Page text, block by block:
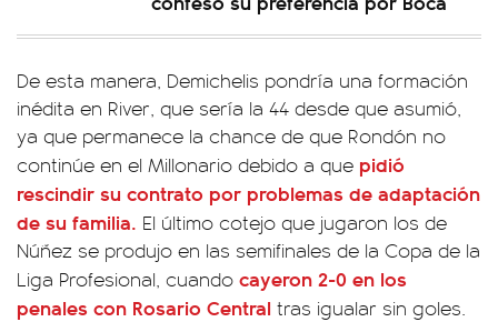
De esta manera, Demichelis pondría una formación
inédita en River, que sería la 44 desde que asumió,
ya que permanece la chance de que Rondón no
continúe en el Millonario debido a que pidió
rescindir su contrato por problemas de adaptación
de su familia. El último cotejo que jugaron los de
Núñez se produjo en las semifinales de la Copa de la
Liga Profesional, cuando cayeron 2-0 en los
penales con Rosario Central tras igualar sin goles.